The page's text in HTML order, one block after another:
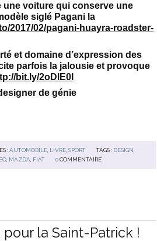
une voiture qui conserve une
siglé Pagani la
2017/02/pagani-huayra-roadster-
et domaine d’expression des
parfois la jalousie et provoque
bit.ly/2oDlE0I
de génie
:AUTOMOBILE, LIVRE, SPORT TAGS : DESIGN
MAZDA FIAT 0 COMMENTAIRE
pour la Saint-Patrick !